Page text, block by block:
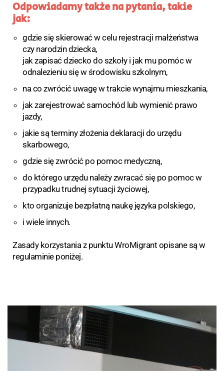
Odpowiadamy także na pytania, takie
jak:
gdzie się skierować w celu rejestracji małżeństwa
czy narodzin dziecka,
jak zapisać dziecko do szkoły i jak mu pomóc w
odnalezieniu się w środowisku szkolnym,
na co zwrócić uwagę w trakcie wynajmu mieszkania,
jak zarejestrować samochód lub wymienić prawo
jazdy,
jakie są terminy złożenia deklaracji do urzędu
skarbowego,
gdzie się zwrócić po pomoc medyczną,
do którego urzędu należy zwracać się po pomoc w
przypadku trudnej sytuacji życiowej,
kto organizuje bezpłatną naukę języka polskiego,
i wiele innych.
Zasady korzystania z punktu WroMigrant opisane są w
regulaminie poniżej.